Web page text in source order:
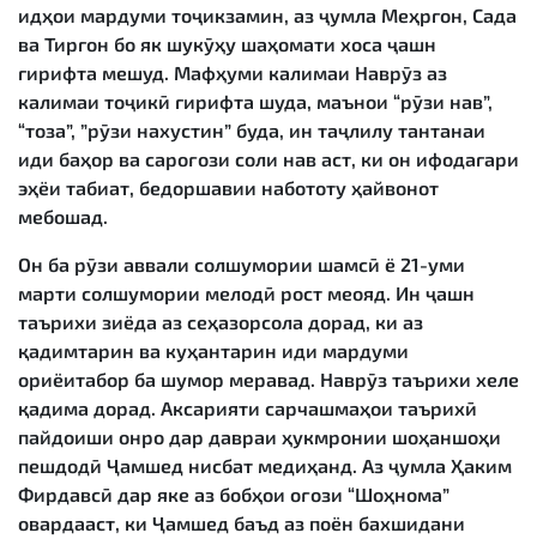
идҳои мардуми тоҷикзамин, аз ҷумла Меҳргон, Сада
ва Тиргон бо як шукӯҳу шаҳомати хоса ҷашн
гирифта мешуд. Мафҳуми калимаи Наврӯз аз
калимаи тоҷикӣ гирифта шуда, маънои “рӯзи нав”,
“тоза”, ”рӯзи нахустин” буда, ин таҷлилу тантанаи
иди баҳор ва сароғози соли нав аст, ки он ифодагари
эҳёи табиат, бедоршавии набототу ҳайвонот
мебошад.
Он ба рӯзи аввали солшумории шамсӣ ё 21-уми
марти солшумории мелодӣ рост меояд. Ин ҷашн
таърихи зиёда аз сеҳазорсола дорад, ки аз
қадимтарин ва куҳантарин иди мардуми
ориёитабор ба шумор меравад. Наврӯз таърихи хеле
қадима дорад. Аксарияти сарчашмаҳои таърихӣ
пайдоиши онро дар давраи ҳукмронии шоҳаншоҳи
пешдодӣ Ҷамшед нисбат медиҳанд. Аз ҷумла Ҳаким
Фирдавсӣ дар яке аз бобҳои оғози “Шоҳнома”
овардааст, ки Ҷамшед баъд аз поён бахшидани